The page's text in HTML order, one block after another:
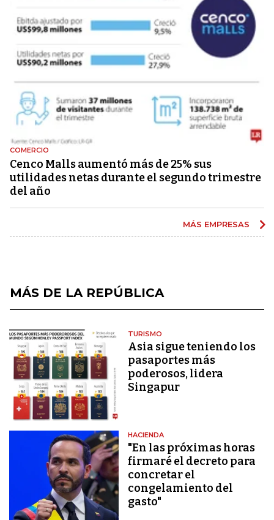
COMERCIO
Cenco Malls aumentó más de 25% sus
utilidades netas durante el segundo trimestre
del año
MÁS EMPRESAS
MÁS DE LA REPÚBLICA
TURISMO
Asia sigue teniendo los
pasaportes más
poderosos, lidera
Singapur
HACIENDA
"En las próximas horas
firmaré el decreto para
concretar el
congelamiento del
gasto"